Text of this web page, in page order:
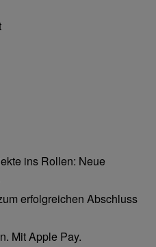
ins Rollen: Neue
erfolgreichen Abschluss
Mit Apple Pay.